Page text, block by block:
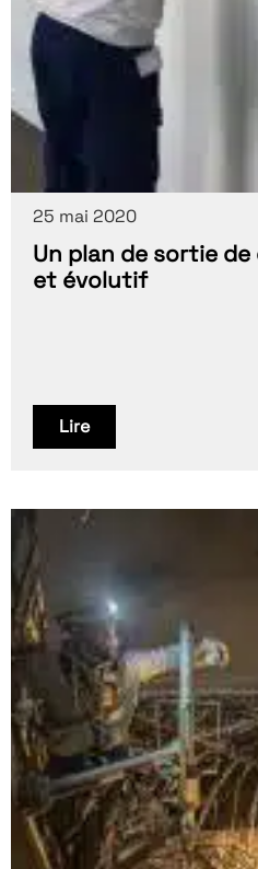
25 mai 2020
Un plan de sortie
et évolutif
Lire